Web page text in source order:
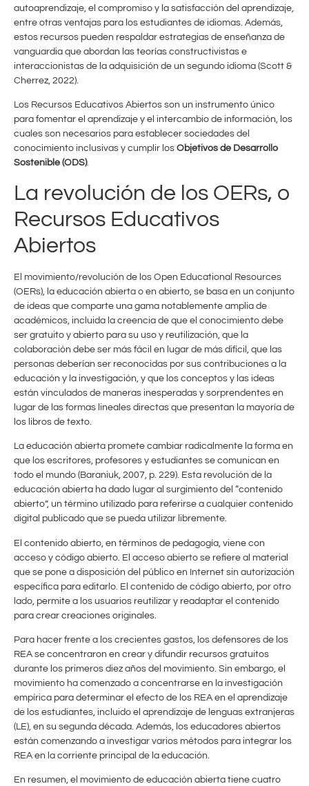
autoaprendizaje, el compromiso y la satisfacción del aprendizaje,
entre otras ventajas para los estudiantes de idiomas. Además,
estos recursos pueden respaldar estrategias de enseñanza de
vanguardia que abordan las teorías constructivistas e
interaccionistas de la adquisición de un segundo idioma (Scott &
Cherrez, 2022).
Los Recursos Educativos Abiertos son un instrumento único
para fomentar el aprendizaje y el intercambio de información, los
cuales son necesarios para establecer sociedades del
conocimiento inclusivas y cumplir los Objetivos de Desarrollo
Sostenible (ODS).
La revolución de los OERs, o
Recursos Educativos
Abiertos
El movimiento/revolución de los Open Educational Resources
(OERs), la educación abierta o en abierto, se basa en un conjunto
de ideas que comparte una gama notablemente amplia de
académicos, incluida la creencia de que el conocimiento debe
ser gratuito y abierto para su uso y reutilización, que la
colaboración debe ser más fácil en lugar de más difícil, que las
personas deberían ser reconocidas por sus contribuciones a la
educación y la investigación, y que los conceptos y las ideas
están vinculados de maneras inesperadas y sorprendentes en
lugar de las formas lineales directas que presentan la mayoría de
los libros de texto.
La educación abierta promete cambiar radicalmente la forma en
que los escritores, profesores y estudiantes se comunican en
todo el mundo (Baraniuk, 2007, p. 229). Esta revolución de la
educación abierta ha dado lugar al surgimiento del “contenido
abierto”, un término utilizado para referirse a cualquier contenido
digital publicado que se pueda utilizar libremente.
El contenido abierto, en términos de pedagogía, viene con
acceso y código abierto. El acceso abierto se refiere al material
que se pone a disposición del público en Internet sin autorización
específica para editarlo. El contenido de código abierto, por otro
lado, permite a los usuarios reutilizar y readaptar el contenido
para crear creaciones originales.
Para hacer frente a los crecientes gastos, los defensores de los
REA se concentraron en crear y difundir recursos gratuitos
durante los primeros diez años del movimiento. Sin embargo, el
movimiento ha comenzado a concentrarse en la investigación
empírica para determinar el efecto de los REA en el aprendizaje
de los estudiantes, incluido el aprendizaje de lenguas extranjeras
(LE), en su segunda década. Además, los educadores abiertos
están comenzando a investigar varios métodos para integrar los
REA en la corriente principal de la educación.
En resumen, el movimiento de educación abierta tiene cuatro